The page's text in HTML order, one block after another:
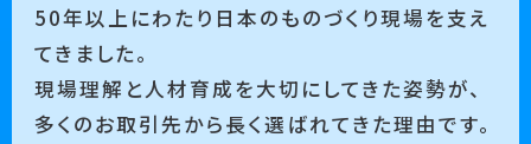
50年以上にわたり日本のものづくり現場を支え
てきました。
現場理解と人材育成を大切にしてきた姿勢が、
多くのお取引先から長く選ばれてきた理由です。